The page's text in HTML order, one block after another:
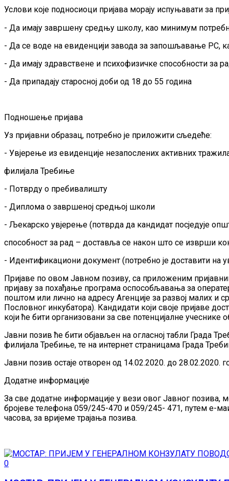
Услови које подносиоци пријава морају испуњавати за
- Да имају завршену средњу школу, као минимум
- Да се воде на евиденцији завода за запошљавање РС,
- Да имају здравствене и психофизичке способности за
- Да припадају старосној доби од 18 до 55 година
Подношење пријава
Уз пријавни образац, потребно је приложити сљедеће:
- Увјерење из евиденције незапослених активних
филијала Требиње
- Потврду о пребивалишту
- Диплома о завршеној средњој школи
- Љекарско увјерење (потврда да кандидат посједује
способност за рад – доставља се након што се изврши
- Идентификациони документ (потребно је доставити на
Пријаве по овом Јавном позиву, са приложеним
пријаву за похађање програма оспособљавања за
поштом или лично на адресу Агенције за развој малих и
Пословног инкубатора). Кандидати који своје пријаве
који ће бити организовани за све потенцијалне учеснике
Јавни позив ће бити објављен на огласној табли Града
филијала Требиње, те на интернет страницама Града
Јавни позив остаје отворен од 14.02.2020. до 28.02.2020.
Додатне информације
За све додатне информације у вези овог Јавног позива,
бројеве телефона 059/245-470 и 059/245- 471, путем е-
часова, за вријеме трајања позива.
0